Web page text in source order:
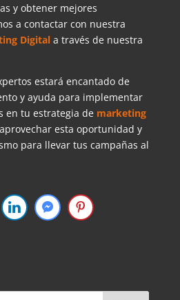
y obtener mejores
a contactar con nuestra
Digitala través de nuestra
estará encantado de
y ayuda para implementar
en tu estrategia de marketing
esta oportunidad y
para llevar tus campañas al